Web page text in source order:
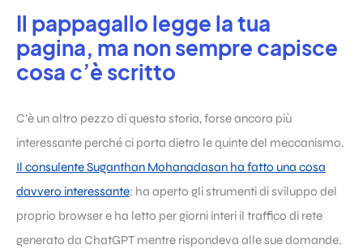
Il pappagallo legge la tua
pagina, ma non sempre capisce
cosa c’è scritto
C’è un altro pezzo di questa storia, forse ancora più
interessante perché ci porta dietro le quinte del meccanismo.
Il consulente Suganthan Mohanadasan ha fatto una cosa
davvero interessante: ha aperto gli strumenti di sviluppo del
proprio browser e ha letto per giorni interi il traffico di rete
generato da ChatGPT mentre rispondeva alle sue domande.